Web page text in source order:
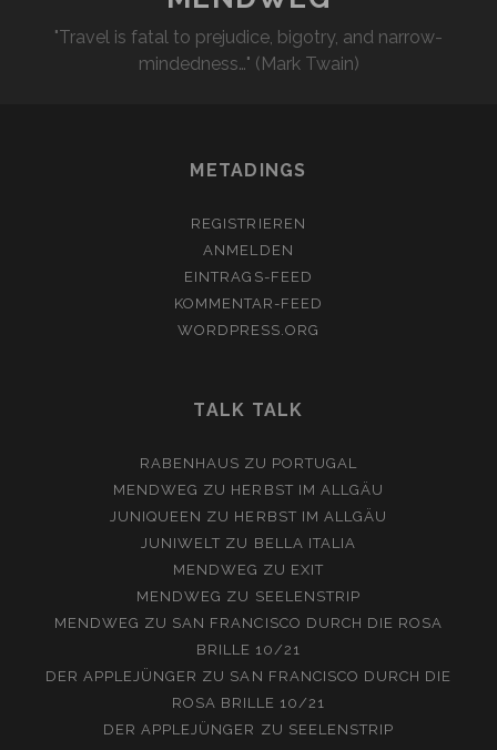
"Travel is fatal to prejudice, bigotry, and narrow-
mindedness…" (Mark Twain)
METADINGS
REGISTRIEREN
ANMELDEN
EINTRAGS-FEED
KOMMENTAR-FEED
WORDPRESS.ORG
TALK TALK
RABENHAUS ZU PORTUGAL
MENDWEG ZU HERBST IM ALLGÄU
JUNIQUEEN ZU HERBST IM ALLGÄU
JUNIWELT ZU BELLA ITALIA
MENDWEG ZU EXIT
MENDWEG ZU SEELENSTRIP
MENDWEG ZU SAN FRANCISCO DURCH DIE ROSA
BRILLE 10/21
DER APPLEJÜNGER ZU SAN FRANCISCO DURCH DIE
ROSA BRILLE 10/21
DER APPLEJÜNGER ZU SEELENSTRIP